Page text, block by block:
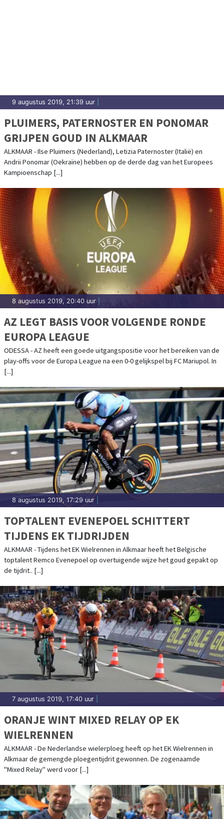
9 augustus 2019, 21:39 uur
PLUIMERS, PATERNOSTER EN PONOMAR
GRIJPEN GOUD IN ALKMAAR
ALKMAAR - Ilse Pluimers (Nederland), Letizia Paternoster (Italië) en
Andrii Ponomar (Oekraïne) hebben op de derde dag van het Europees
Kampioenschap [...]
8 augustus 2019, 20:40 uur
AZ LEGT BASIS VOOR VOLGENDE RONDE
EUROPA LEAGUE
ODESSA - AZ heeft een goede uitgangspositie voor het bereiken van de
play-offs voor de Europa League na een 0-0 gelijkspel bij FC Mariupol. In
[...]
8 augustus 2019, 17:29 uur
TOPTALENT EVENEPOEL SCHITTERT
TIJDENS EK TIJDRIJDEN
ALKMAAR - Tijdens het EK Wielrennen in Alkmaar heeft het Belgische
toptalent Remco Evenepoel op overtuigende wijze het goud gepakt op
de tijdrit.. [...]
7 augustus 2019, 17:40 uur
ORANJE WINT MIXED RELAY OP EK
WIELRENNEN
ALKMAAR - De Nederlandse wielerploeg heeft op het EK Wielrennen in
Alkmaar de gemengde ploegentijdrit gewonnen. De zogenaamde
"Mixed Relay" werd voor [...]